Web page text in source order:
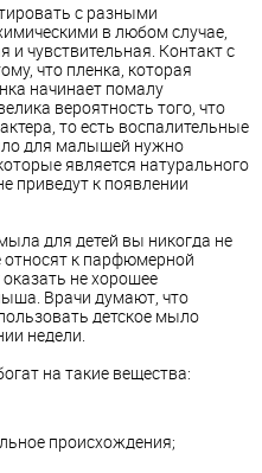
с разными
в любом случае,
и чувствительная. Контакт с
что пленка, которая
начинает помалу
вероятность того, что
то есть воспалительные
для малышей нужно
является натурального
приведут к появлении
для детей вы никогда не
к парфюмерной
не хорошее
Врачи думают, что
детское мыло
недели.
на такие вещества:
происхождения;